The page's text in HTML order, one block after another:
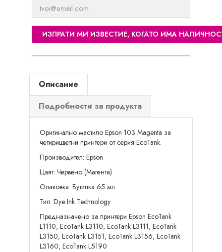
ИЗПРАТИ МИ ИЗВЕСТИЕ, КОГАТО ИМА
Описание
Подробности за продукта
Оригинално мастило Epson 103 Magenta за
четирицветни принтери от серия EcoTank.
Производител: Epson
Цвят: Червено (Магента)
Опаковка: Бутилка 65 мл
Тип: Dye Ink Technology
Предназначенo за принтери Epson EcoTank
L1110, EcoTank L3110, EcoTank L3111, EcoTank
L3150, EcoTank L3151, EcoTank L3156, EcoTank
L3160, EcoTank L5190